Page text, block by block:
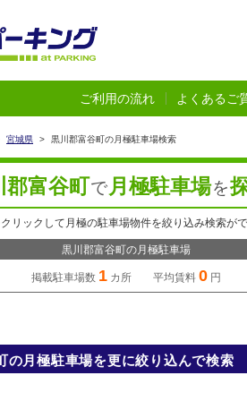
ご利用の流れ よくあるご
宮城県 > 黒川郡富谷町の月極駐車場検索
郡富谷町で 月極駐車場を
リックして月極の駐車場物件を絞り込み検索がで
黒川郡富谷町の月極駐車場
掲載駐車場数 1 カ所 平均賃料 0 円
の月極駐車場を更に絞り込んで検索